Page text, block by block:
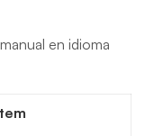
en idioma